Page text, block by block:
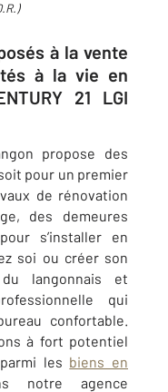
à la vente
à la vie en
21 LGI
propose des
pour un premier
de rénovation
des demeures
s’installer en
soi ou créer son
langonnais et
qui
confortable.
à fort potentiel
les biens en
notre agence